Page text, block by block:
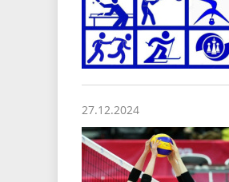
27.12.2024